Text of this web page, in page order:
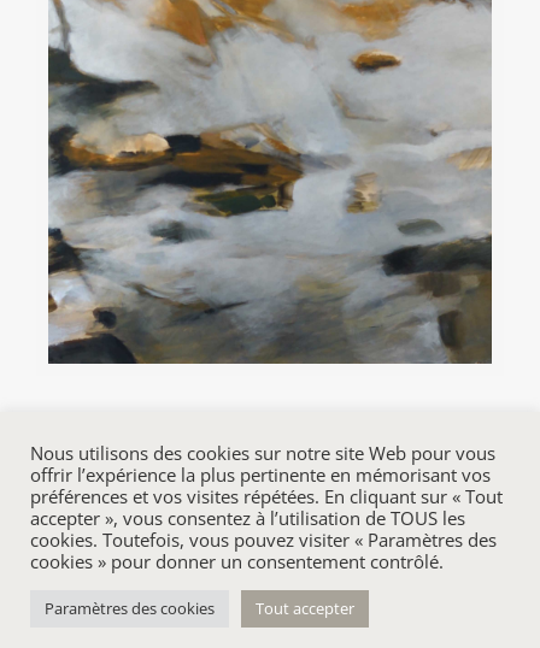
© 2020- 2026 Cécile Martial | Tous droits réservés, reproduction
interdite | Site créé par
Nous utilisons des cookies sur notre site Web pour vous
offrir l’expérience la plus pertinente en mémorisant vos
préférences et vos visites répétées. En cliquant sur « Tout
accepter », vous consentez à l’utilisation de TOUS les
cookies. Toutefois, vous pouvez visiter « Paramètres des
cookies » pour donner un consentement contrôlé.
Paramètres des cookies Tout accepter